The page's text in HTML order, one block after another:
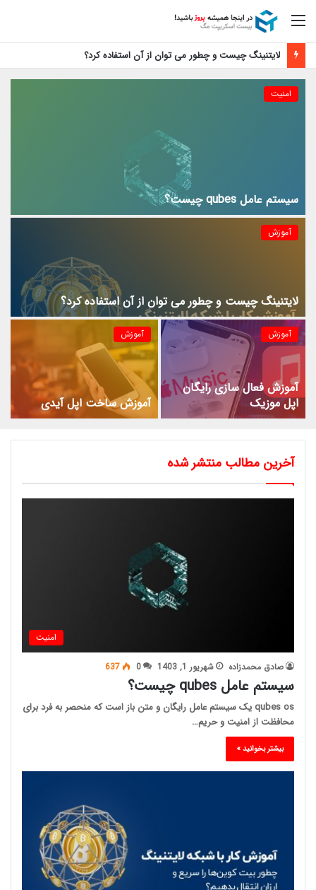
منو
لایتنینگ چیست و چطور می توان از آن استفاده کرد؟
امنیت
سیستم عامل qubes چیست؟
آموزش
لایتنینگ چیست و چطور می توان از آن استفاده کرد؟
آموزش
آموزش فعال سازی رایگان
اپل موزیک
آموزش
آموزش ساخت اپل آیدی
آخرین مطالب منتشر شده
امنیت
صادق محمدزاده شهریور 1, 1403 0
637
سیستم عامل qubes چیست؟
qubes os یک سیستم عامل رایگان و متن باز است که منحصر به فرد برای
محافظت از امنیت و حریم…
بیشتر بخوانید »